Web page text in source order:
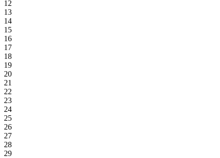
12
13
14
15
16
17
18
19
20
21
22
23
24
25
26
27
28
29